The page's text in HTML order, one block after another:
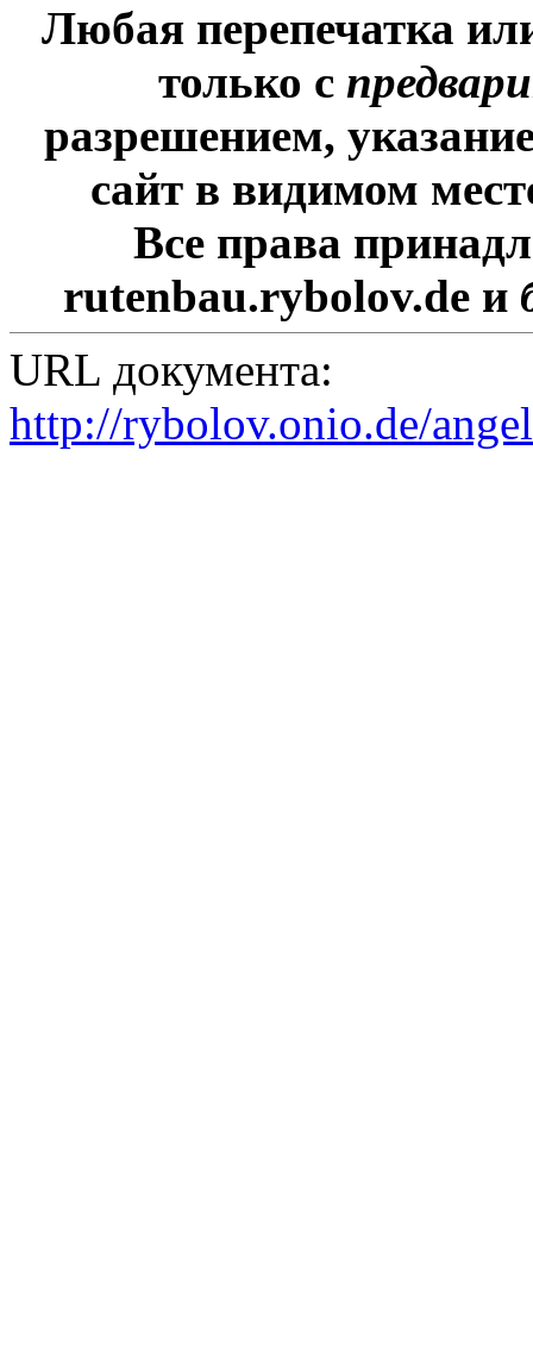
Любая перепечатка
только с
разрешением,
сайт в видимом
Все права
rutenbau.rybolov.de и
URL документа:
http://rybolov.onio.de/